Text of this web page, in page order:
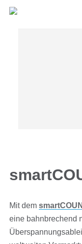
Mit dem
eine bahnbrechend